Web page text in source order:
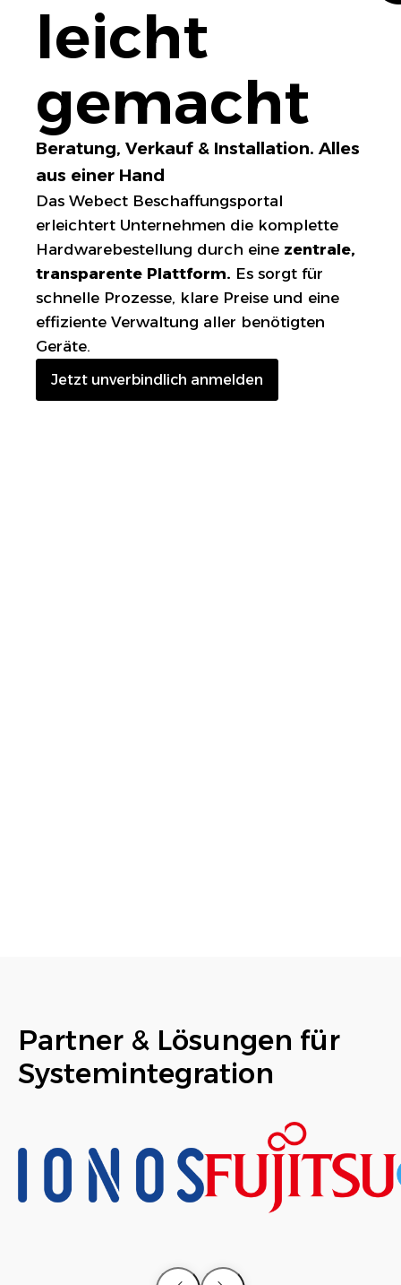
leicht
gemacht
Beratung, Verkauf & Installation. Alles
aus einer Hand
Das Webect Beschaffungsportal
erleichtert Unternehmen die komplette
Hardwarebestellung durch eine zentrale,
transparente Plattform. Es sorgt für
schnelle Prozesse, klare Preise und eine
effiziente Verwaltung aller benötigten
Geräte.
Jetzt unverbindlich anmelden
Partner & Lösungen für
Systemintegration